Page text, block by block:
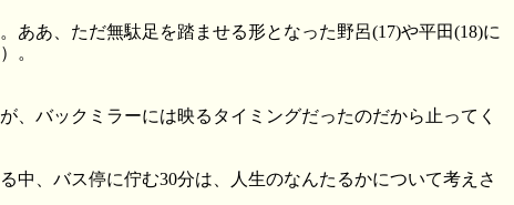
あ、ただ無駄足を踏ませる形となった野呂(17)や平田(18)に
。
バックミラーには映るタイミングだったのだから止ってく
中、バス停に佇む30分は、人生のなんたるかについて考えさ